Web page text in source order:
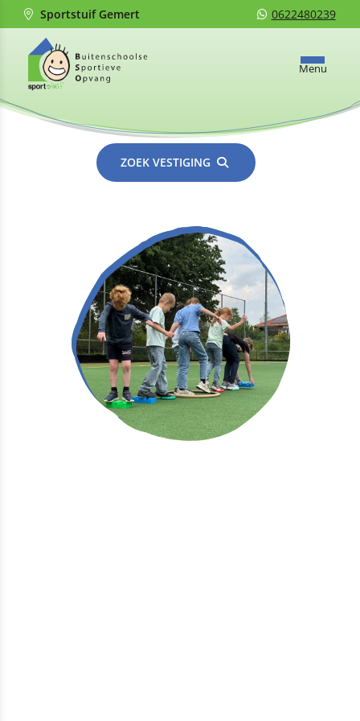
Sportstuif Gemert 0622480239
Menu
ZOEK VESTIGING